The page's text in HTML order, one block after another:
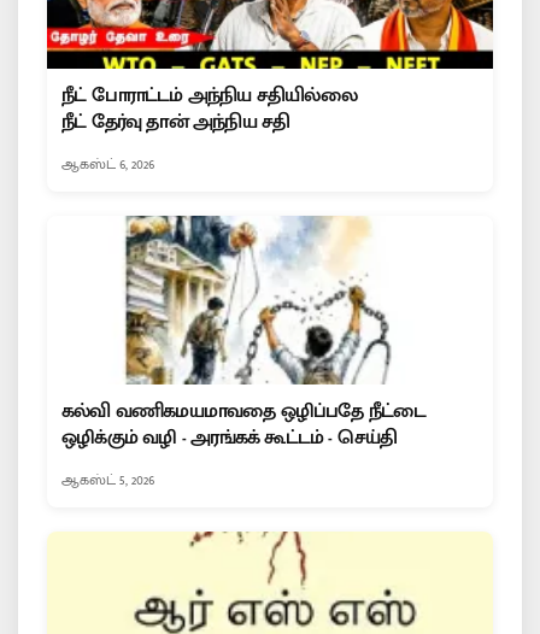
நீட் போராட்டம் அந்நிய சதியில்லை
நீட் தேர்வு தான் அந்நிய சதி
ஆகஸ்ட் 6, 2026
கல்வி வணிகமயமாவதை ஒழிப்பதே நீட்டை
ஒழிக்கும் வழி - அரங்கக் கூட்டம் - செய்தி
ஆகஸ்ட் 5, 2026